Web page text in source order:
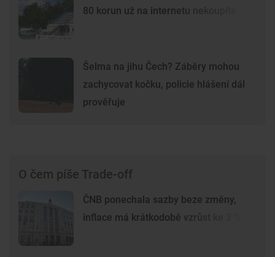
80 korun už na internetu nekoupíte
Šelma na jihu Čech? Záběry mohou
zachycovat kočku, policie hlášení dál
prověřuje
O čem píše Trade-off
ČNB ponechala sazby beze změny,
inflace má krátkodobě vzrůst ke 3 %